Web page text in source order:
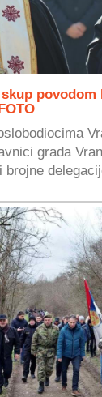
povodom
grada
brojne